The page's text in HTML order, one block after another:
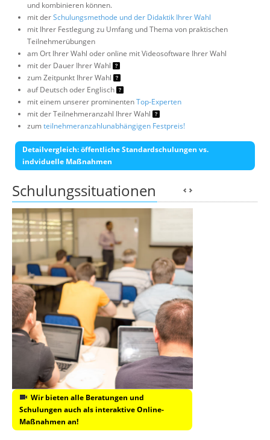
und kombinieren können.
mit derSchulungsmethode und der Didaktik Ihrer Wahl
mit Ihrer Festlegung zu Umfang und Thema von praktischen
Teilnehmerübungen
am Ort Ihrer Wahl oder online mit Videosoftware Ihrer Wahl
mit der Dauer Ihrer Wahl
zum Zeitpunkt Ihrer Wahl
auf Deutsch oder Englisch
mit einem unserer prominentenTop-Experten
mit der Teilnehmeranzahl Ihrer Wahl
zumteilnehmeranzahlunabhängigen Festpreis!
Detailvergleich: öffentliche Standardschulungen vs.
indviduelle Maßnahmen
Schulungssituationen
Wir bieten alle Beratungen und
Schulungen auch als interaktive Online-
Maßnahmen an!